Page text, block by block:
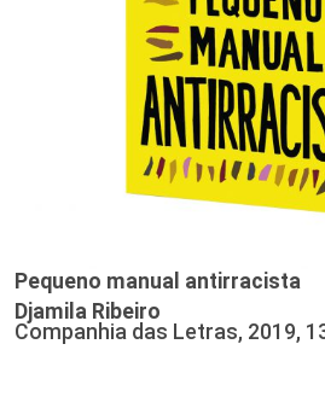
Pequeno manual antirracista
Djamila Ribeiro
Companhia das Letras, 2019,